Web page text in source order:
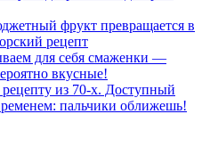
фрукт превращается в
рецепт
для себя смаженки —
вкусные!
из 70-х. Доступный
пальчики оближешь!